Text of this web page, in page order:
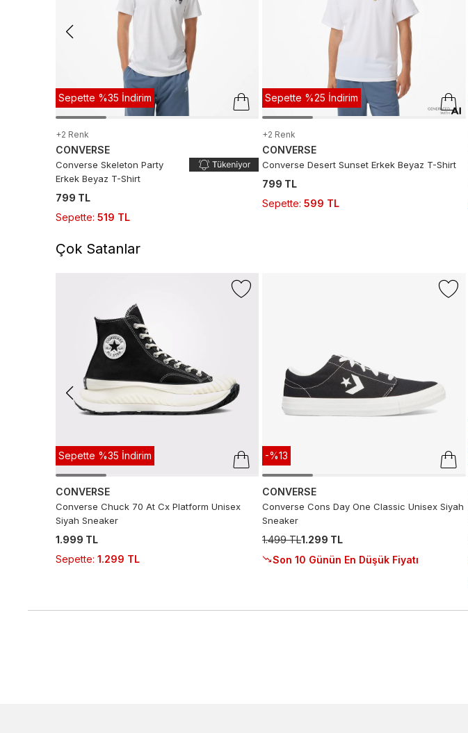
Sepette %35 İndirim
+2 Renk
CONVERSE
Converse Skeleton Party
Erkek Beyaz T-Shirt
799 TL
Sepette: 519 TL
Sepette %25 İndirim
+2 Renk
CONVERSE
Converse Desert Sunset Erkek Beyaz T-Shirt
799 TL
Sepette: 599 TL
Çok Satanlar
Sepette %35 İndirim
CONVERSE
Converse Chuck 70 At Cx Platform Unisex
Siyah Sneaker
1.999 TL
Sepette: 1.299 TL
-%13
CONVERSE
Converse Cons Day One Classic Unisex Siyah
Sneaker
1.499 TL1.299 TL
Son 10 Günün En Düşük Fiyatı